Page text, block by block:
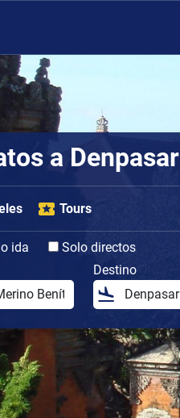
a Denpasar
Tours
ida
Solo directos
Destino